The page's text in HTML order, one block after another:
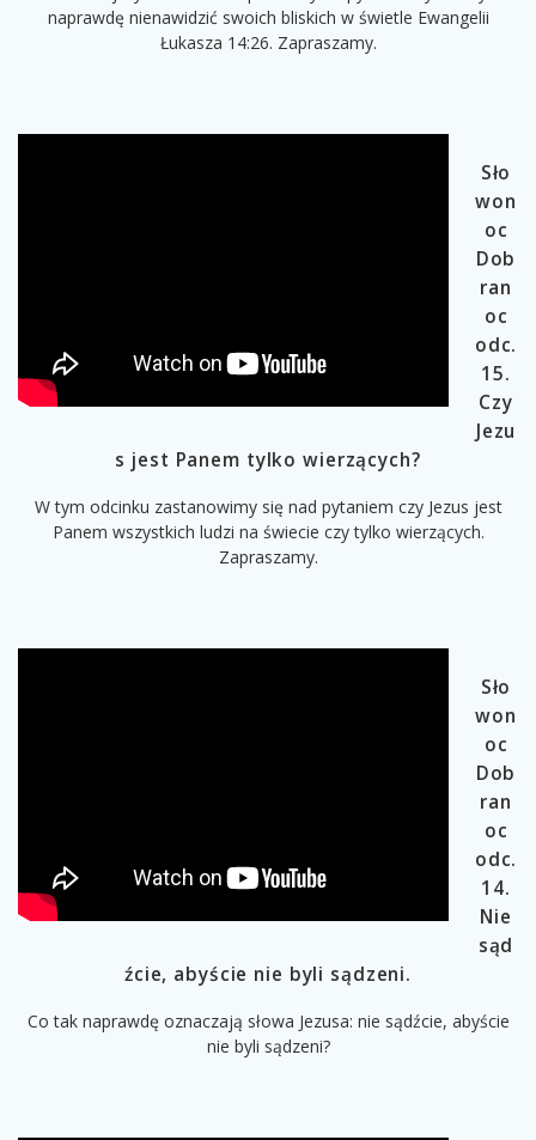
naprawdę nienawidzić swoich bliskich w świetle Ewangelii
Łukasza 14:26. Zapraszamy.
Sło
won
oc
Dob
ran
oc
odc.
15.
Czy
Jezu
s jest Panem tylko wierzących?
W tym odcinku zastanowimy się nad pytaniem czy Jezus jest
Panem wszystkich ludzi na świecie czy tylko wierzących.
Zapraszamy.
Sło
won
oc
Dob
ran
oc
odc.
14.
Nie
sąd
źcie, abyście nie byli sądzeni.
Co tak naprawdę oznaczają słowa Jezusa: nie sądźcie, abyście
nie byli sądzeni?